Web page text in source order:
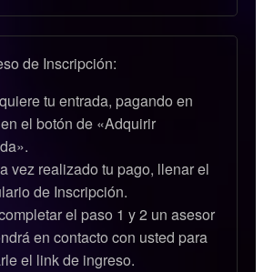
de Inscripción:
tu entrada, pagando en
el botón de «Adquirir
vez realizado tu pago, llenar el
de Inscripción.
el paso 1 y 2 un asesor
en contacto con usted para
el link de ingreso.